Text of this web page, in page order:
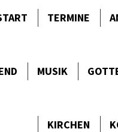
TERMINE
MUSIK
KIRCHEN